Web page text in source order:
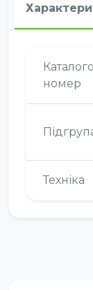
номер
Техніка